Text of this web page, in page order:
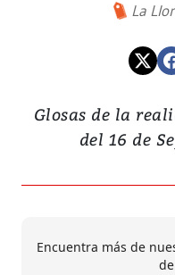
La
Glosas de la
del 16 de
Encuentra más de